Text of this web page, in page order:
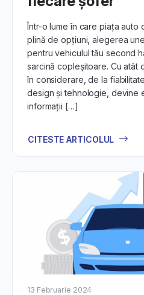
Într-o lume în care piața auto
plină de opțiuni, alegerea
pentru vehiculul tău second
sarcină copleșitoare. Cu atât
în considerare, de la
design și tehnologie, devine
informații […]
CITESTE ARTICOLUL
13 Februarie 2024